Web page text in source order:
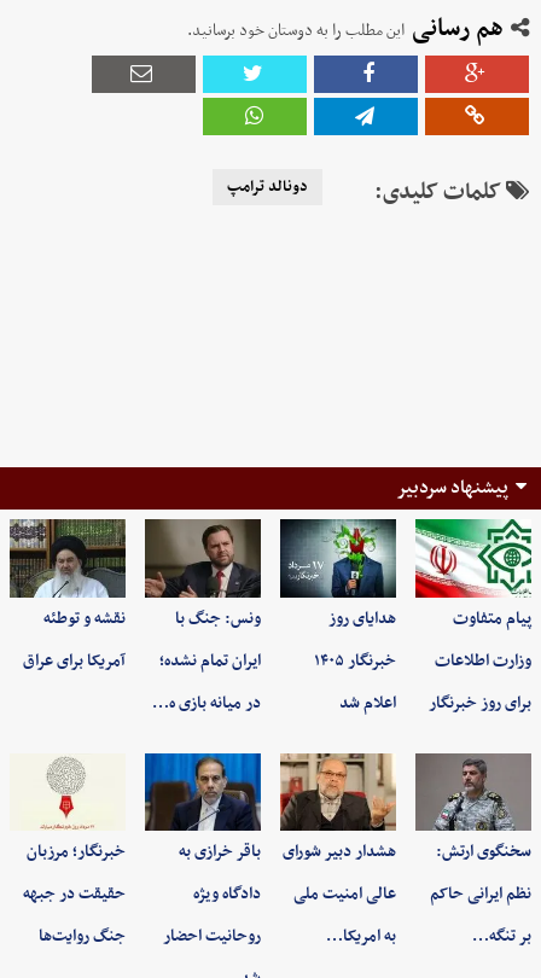
هم رسانی این مطلب را به دوستان خود برسانید.
کلمات کلیدی: دونالد ترامپ
پیشنهاد سردبیر
پیام متفاوت
وزارت اطلاعات
برای روز خبرنگار
هدایای روز
خبرنگار ۱۴۰۵
اعلام شد
ونس: جنگ با
ایران تمام نشده؛
در میانه بازی ه…
نقشه و توطئه
آمریکا برای عراق
سخنگوی ارتش:
نظم ایرانی حاکم
بر تنگه…
هشدار دبیر شورای
عالی امنیت ملی
به امریکا…
باقر خرازی به
دادگاه ویژه
روحانیت احضار
خبرنگار؛ مرزبان
حقیقت در جبهه
جنگ روایت‌ها